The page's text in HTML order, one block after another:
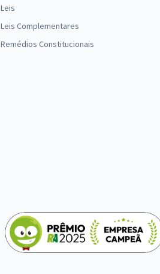
Leis
Leis Complementares
Remédios Constitucionais